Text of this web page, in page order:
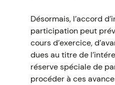
Désormais, l’accord
participation peut
cours d’exercice,
dues au titre de
réserve spéciale de
procéder à ces